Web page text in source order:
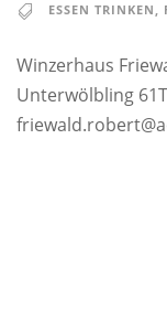
ESSEN TRINKEN ,
Winzerhaus
Unterwölbling